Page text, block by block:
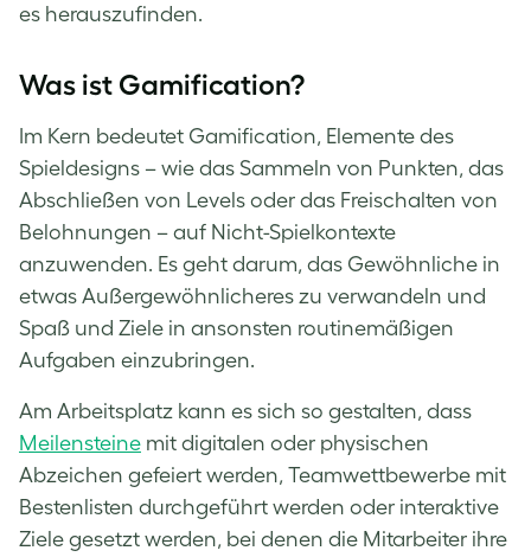
es herauszufinden.
Was ist Gamification?
Im Kern bedeutet Gamification, Elemente des
Spieldesigns – wie das Sammeln von Punkten, das
Abschließen von Levels oder das Freischalten von
Belohnungen – auf Nicht-Spielkontexte
anzuwenden. Es geht darum, das Gewöhnliche in
etwas Außergewöhnlicheres zu verwandeln und
Spaß und Ziele in ansonsten routinemäßigen
Aufgaben einzubringen.
Am Arbeitsplatz kann es sich so gestalten, dass
Meilensteine mit digitalen oder physischen
Abzeichen gefeiert werden, Teamwettbewerbe mit
Bestenlisten durchgeführt werden oder interaktive
Ziele gesetzt werden, bei denen die Mitarbeiter ihre